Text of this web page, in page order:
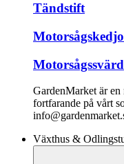
Tändstift
Motorsågssvärd
GardenMarket är
fortfarande på vårt
Växthus &